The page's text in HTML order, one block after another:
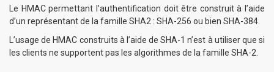
Le HMAC permettant l’authentification doit être construit à l’aide
d’un représentant de la famille SHA2 : SHA-256 ou bien SHA-384.
L’usage de HMAC construits à l’aide de SHA-1 n’est à utiliser que si
les clients ne supportent pas les algorithmes de la famille SHA-2.